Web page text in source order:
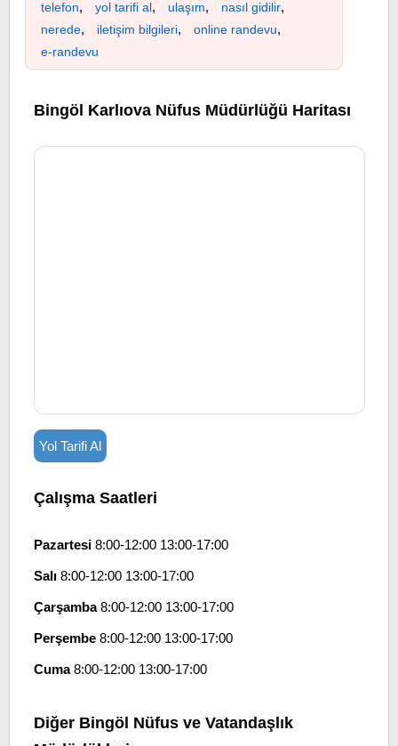
telefon, yol tarifi al, ulaşım, nasıl gidilir,
nerede, iletişim bilgileri, online randevu,
e-randevu
Bingöl Karlıova Nüfus Müdürlüğü Haritası
Yol Tarifi Al
Çalışma Saatleri
Pazartesi8:00-12:00 13:00-17:00
Salı8:00-12:00 13:00-17:00
Çarşamba8:00-12:00 13:00-17:00
Perşembe8:00-12:00 13:00-17:00
Cuma8:00-12:00 13:00-17:00
Diğer Bingöl Nüfus ve Vatandaşlık